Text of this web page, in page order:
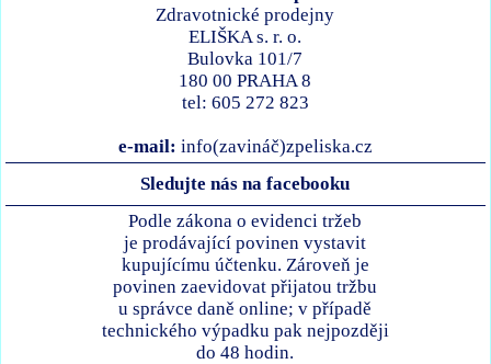
Zdravotnické prodejny
ELIŠKA s. r. o.
Bulovka 101/7
180 00 PRAHA 8
tel: 605 272 823
e-mail: info(zavináč)zpeliska.cz
Sledujte nás na facebooku
Podle zákona o evidenci tržeb
je prodávající povinen vystavit
kupujícímu účtenku. Zároveň je
povinen zaevidovat přijatou tržbu
u správce daně online; v případě
technického výpadku pak nejpozději
do 48 hodin.